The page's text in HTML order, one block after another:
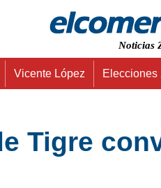
Noticias
Vicente López Elecciones
Tigre